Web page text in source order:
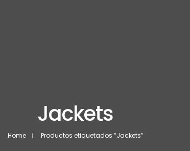
Jackets
Home Productos etiquetados “Jackets”